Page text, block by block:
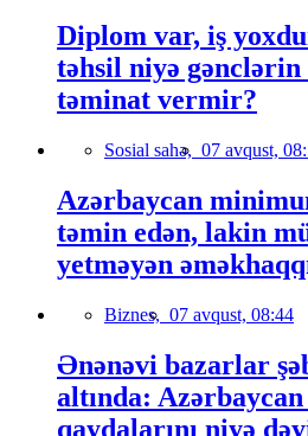
Diplom var, iş
təhsil niyə gənclərin
təminat vermir?
Sosial sahə, 07 avqust,
Azərbaycan
təmin edən, lakin
yetməyən
Biznes, 07 avqust, 08:44
Ənənəvi bazarlar
altında:
qaydalarını niyə